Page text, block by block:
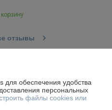
отзывы
обеспечения удобства
персональных
файлы cookies или